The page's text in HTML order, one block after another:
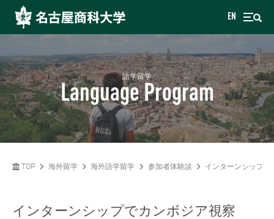
EN
語学留学
Language Program
TOP 海外留学 海外語学留学 参加者体験談 インターンシップで
インターンシップでカンボジア視察